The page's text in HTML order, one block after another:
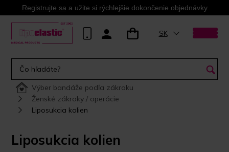
Registrujte sa a užite si rýchlejšie dokončenie objednávky
SK
Výber bandáže podľa zákroku
Ženské zákroky / operácie
Liposukcia kolien
Liposukcia kolien